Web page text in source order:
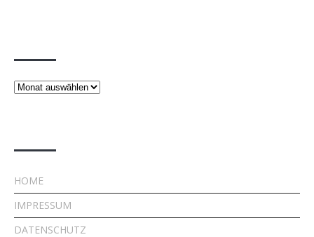
Beiträge
HOME
IMPRESSUM
DATENSCHUTZ